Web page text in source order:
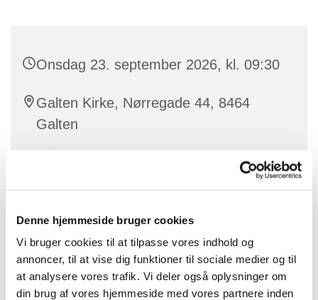
Denne hjemmeside bruger cookies
Vi bruger cookies til at tilpasse vores indhold og
annoncer, til at vise dig funktioner til sociale medier og til
at analysere vores trafik. Vi deler også oplysninger om
din brug af vores hjemmeside med vores partnere inden
Onsdag 23. september 2026, kl. 09:30
Galten Kirke, Nørregade 44, 8464
Galten
Nyt hold begynder onsdag d. 19. august kl. 9.30.
Det er for babyer (cirka 2-10 måneder) og deres far
eller mor, som har lyst til at synge og danse i kirken.